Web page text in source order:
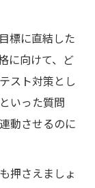
認するポ
解消するコ
講師との距
に質問する
標に直結した
に向けて、ど
スト対策とし
いった質問
動させるのに
押さえましょ